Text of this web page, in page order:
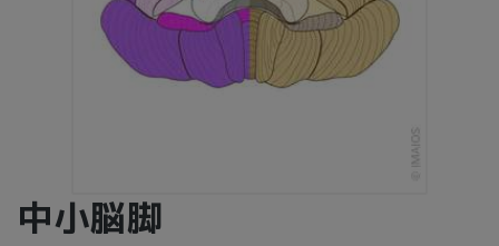
中小脳脚